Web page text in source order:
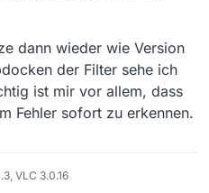
dann wieder wie Version
der Filter sehe ich
ist mir vor allem, dass
Fehler sofort zu erkennen.
VLC 3.0.16